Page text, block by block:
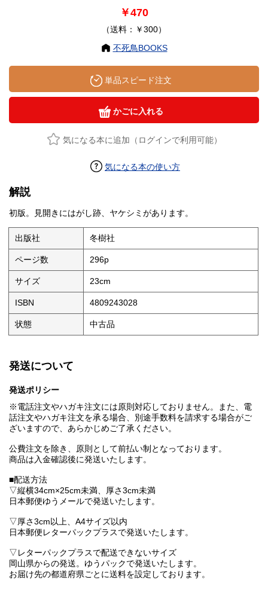
￥470
（送料：￥300）
不死鳥BOOKS
単品スピード注文
かごに入れる
気になる本に追加（ログインで利用可能）
気になる本の使い方
解説
初版。見開きにはがし跡、ヤケシミがあります。
出版社 冬樹社
ページ数 296p
サイズ 23cm
ISBN 4809243028
状態 中古品
発送について
発送ポリシー
※電話注文やハガキ注文には原則対応しておりません。また、電
話注文やハガキ注文を承る場合、別途手数料を請求する場合がご
ざいますので、あらかじめご了承ください。
公費注文を除き、原則として前払い制となっております。
商品は入金確認後に発送いたします。
■配送方法
▽縦横34cm×25cm未満、厚さ3cm未満
日本郵便ゆうメールで発送いたします。
▽厚さ3cm以上、A4サイズ以内
日本郵便レターパックプラスで発送いたします。
▽レターパックプラスで配送できないサイズ
岡山県からの発送。ゆうパックで発送いたします。
お届け先の都道府県ごとに送料を設定しております。